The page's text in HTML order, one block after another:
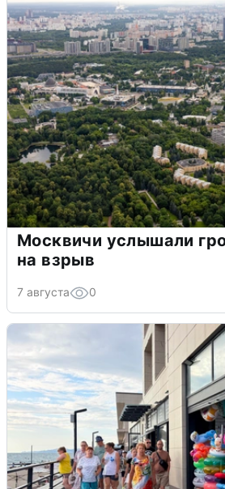
Москвичи услышали
на взрыв
7 августа 0